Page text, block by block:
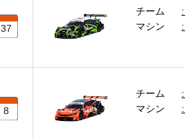
37
チーム
マシン
8
チーム
マシン